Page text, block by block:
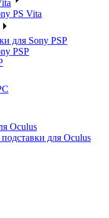
PS Vita
для Sony PSP
PSP
Oculus
для Oculus